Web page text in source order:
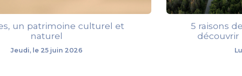
un patrimoine culturel et
naturel
Jeudi, le 25 juin 2026
5 raisons
découvrir